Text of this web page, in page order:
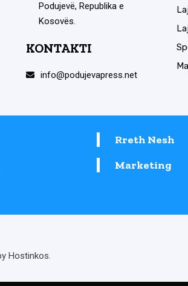
Podujevë, Republika e
Kosovës.
KONTAKTI
info@podujevapress.net
Rreth Nesh
Marketing
Hostinkos.